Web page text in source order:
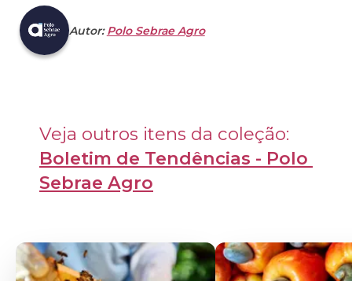
Autor:Polo Sebrae Agro
Boletim de Tendências - Polo
Sebrae Agro